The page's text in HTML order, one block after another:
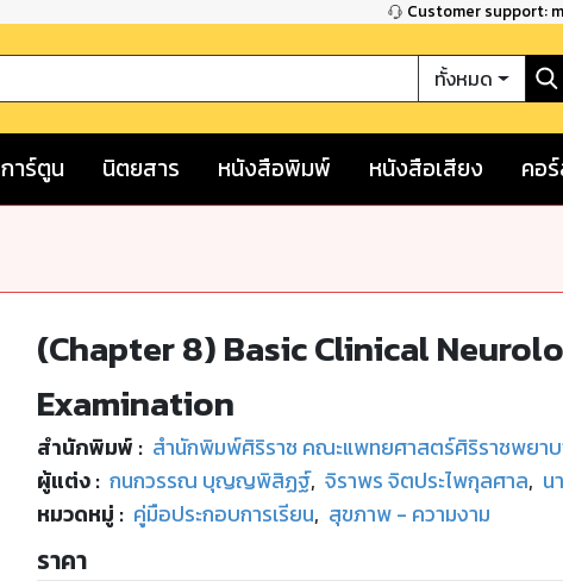
Customer support:
ทั้งหมด
การ์ตูน นิตยสาร หนังสือพิมพ์ หนังสือเสียง คอ
(Chapter 8) Basic Clinical
Examination
สำนักพิมพ์ : สำนักพิมพ์ศิริราช คณะแพทยศาสตร์ศิริราชพยา
ผู้แต่ง : กนกวรรณ บุญญพิสิฏฐ์, จิราพร จิตประไพกุลศาล, น
หมวดหมู่ : คู่มือประกอบการเรียน, สุขภาพ - ความงาม
ราคา